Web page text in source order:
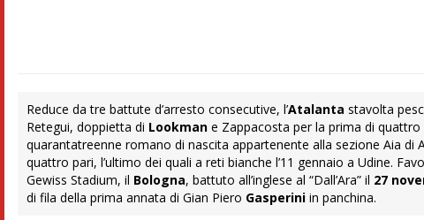
Reduce da tre battute d’arresto consecutive, l’Atalanta stavolta
Retegui, doppietta di Lookman e Zappacosta per la prima di
quarantatreenne romano di nascita appartenente alla sezione Aia di
quattro pari, l’ultimo dei quali a reti bianche l’11 gennaio a Udine.
Gewiss Stadium, il Bologna, battuto all’inglese al “Dall’Ara” il 27
di fila della prima annata di Gian Piero Gasperini in panchina.